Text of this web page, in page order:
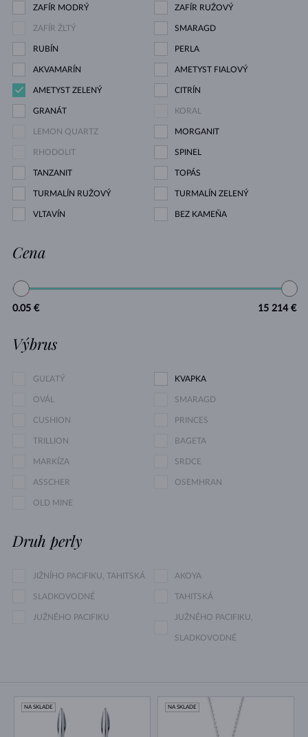
ZAFÍR MODRÝ ZAFÍR RUŽOVÝ
ZAFÍR ŽLTÝ SMARAGD
RUBÍN PERLA
AKVAMARÍN AMETYST FIALOVÝ
AMETYST ZELENÝ CITRÍN
GRANÁT KORAL
LEMON QUARTZ MORGANIT
RHODOLIT SPINEL
TANZANIT TOPÁS
TURMALÍN RUŽOVÝ TURMALÍN ZELENÝ
VLTAVÍN BEZ KAMEŇA
Cena
0.05 € 15 214 €
Výbrus
GUĽATÝ KVAPKA
OVÁL SMARAGD
CUSHION PRINCES
TRILLION BAGETA
MARKÍZA SRDCE
ASSCHER OSEMHRAN
OLD MINE
Druh perly
JIŽNÍHO PACIFIKU, TAHITSKÁ AKOYA
SLADKOVODNÉ TAHITSKÁ
JUŽNÉHO PACIFIKU JUŽNÉHO PACIFIKU,
SLADKOVODNÉ
NA SKLADE NA SKLADE